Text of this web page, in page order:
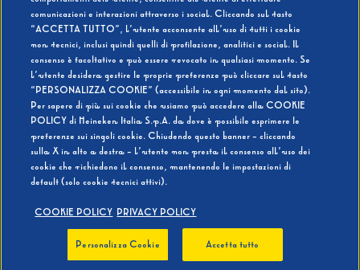
BEVI RESPONSABILMENTE
comunicazioni e interazioni attraverso i social. Cliccando sul tasto
“ACCETTA TUTTO”, l’utente acconsente all’uso di tutti i cookie
non tecnici, inclusi quindi quelli di profilazione, analitici e social. Il
consenso è facoltativo e può essere revocato in qualsiasi momento. Se
l’utente desidera gestire le proprie preferenze può cliccare sul tasto
“PERSONALIZZA COOKIE” (accessibile in ogni momento dal sito).
Per sapere di più sui cookie che usiamo può accedere alla COOKIE
POLICY di Heineken Italia S.p.A. da dove è possibile esprimere le
preferenze sui singoli cookie. Chiudendo questo banner - cliccando
sulla X in alto a destra - l’utente non presta il consenso all’uso dei
cookie che richiedono il consenso, mantenendo le impostazioni di
default (solo cookie tecnici attivi).
COOKIE POLICY PRIVACY POLICY
Personalizza Cookie Accetta tutto